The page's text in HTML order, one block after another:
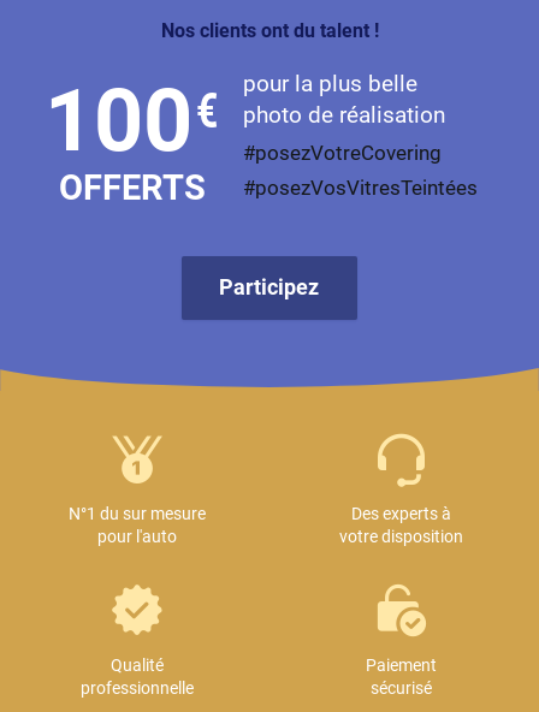
Maserati
Maybach
Mazda
MG
Mitsubishi
Oldsmobile
Nos clients ont du talent !
100€
OFFERTS
pour la plus belle
photo de réalisation
#posezVotreCovering
#posezVosVitresTeintées
Participez
N°1 du sur mesure
pour l'auto
Des experts à
votre disposition
Qualité
professionnelle
Paiement
sécurisé